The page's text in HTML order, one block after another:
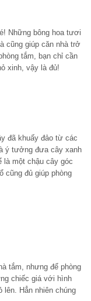
Những bông hoa tươi
cũng giúp căn nhà trở
tắm, bạn chỉ cần
xinh, vậy là đủ!
đã khuấy đảo từ các
ý tưởng đưa cây xanh
là một chậu cây góc
cũng đủ giúp phòng
tắm, nhưng để phòng
chiếc giá với hình
lên. Hẳn nhiên chúng